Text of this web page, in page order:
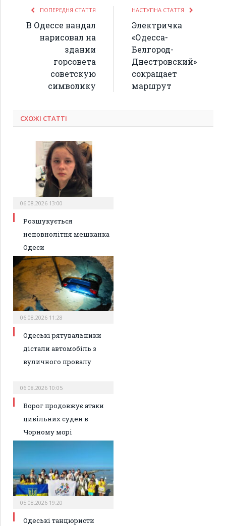
ПОПЕРЕДНЯ СТАТТЯ
В Одессе вандал
нарисовал на
здании
горсовета
советскую
символику
НАСТУПНА СТАТТЯ
Электричка
«Одесса-
Белгород-
Днестровский»
сокращает
маршрут
СХОЖІ СТАТТІ
06.08.2026 13:00
Розшукується
неповнолітня мешканка
Одеси
06.08.2026 11:28
Одеські рятувальники
дістали автомобіль з
вуличного провалу
06.08.2026 10:05
Ворог продовжує атаки
цивільних суден в
Чорному морі
05.08.2026 19:20
Одеські танцюристи